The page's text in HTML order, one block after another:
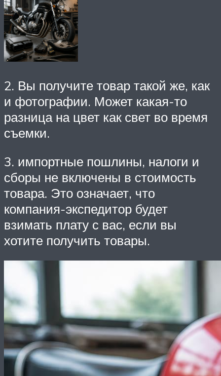
2. Вы получите товар такой же, как
и фотографии. Может какая-то
разница на цвет как свет во время
съемки.
3. импортные пошлины, налоги и
сборы не включены в стоимость
товара. Это означает, что
компания-экспедитор будет
взимать плату с вас, если вы
хотите получить товары.